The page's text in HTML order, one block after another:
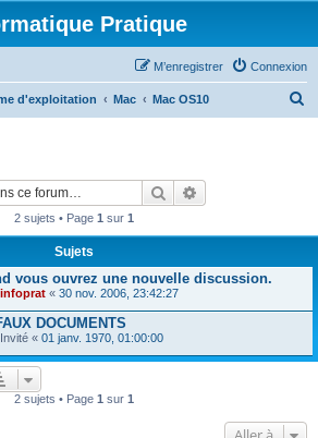
Pratique
Connexion
M’enregistrer
d'exploitation Mac Mac OS10
Rechercher
2 sujets • Page 1 sur 1
Sujets
vous ouvrez une nouvelle discussion.
infoprat « 30 nov. 2006, 23:42:27
DOCUMENTS
Invité « 01 janv. 1970, 01:00:00
2 sujets • Page 1 sur 1